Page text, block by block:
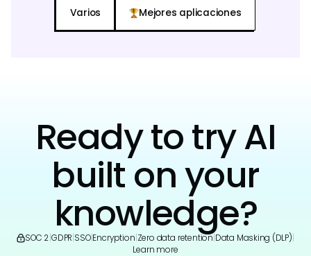
Varios Mejores aplicaciones
Ready to try AI
built on your
knowledge?
SOC 2 GDPR SSO|Encryption Zero data retention Data Masking (DLP)
Learn more